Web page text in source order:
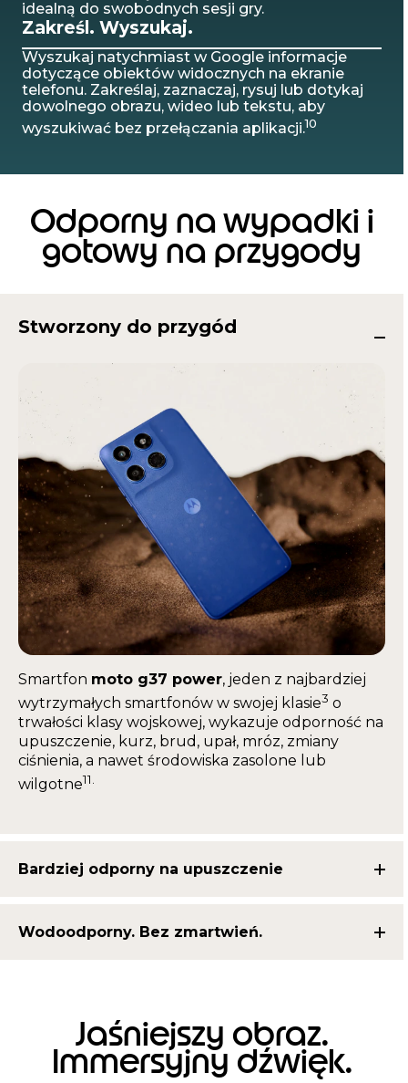
idealną do swobodnych sesji gry.
Zakreśl. Wyszukaj.
Wyszukaj natychmiast w Google informacje
dotyczące obiektów widocznych na ekranie
telefonu. Zakreślaj, zaznaczaj, rysuj lub dotykaj
dowolnego obrazu, wideo lub tekstu, aby
wyszukiwać bez przełączania aplikacji.10
Odporny na wypadki i
gotowy na przygody
Stworzony do przygód
Smartfon moto g37 power, jeden z najbardziej
wytrzymałych smartfonów w swojej klasie3 o
trwałości klasy wojskowej, wykazuje odporność na
upuszczenie, kurz, brud, upał, mróz, zmiany
ciśnienia, a nawet środowiska zasolone lub
wilgotne11.
Bardziej odporny na upuszczenie
Wodoodporny. Bez zmartwień.
Jaśniejszy obraz.
Immersyjny dźwięk.